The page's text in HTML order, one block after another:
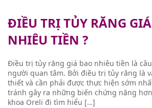
ĐIỀU TRỊ TỦY RĂNG
NHIÊU TIỀN ?
Điều trị tủy răng giá bao nhiêu tiền là
người quan tâm. Bởi điều trị tủy răng là
thiết và cần phải được thực hiện sớm
tránh gây ra những biến chứng nặng
khoa Oreli đi tìm hiểu […]